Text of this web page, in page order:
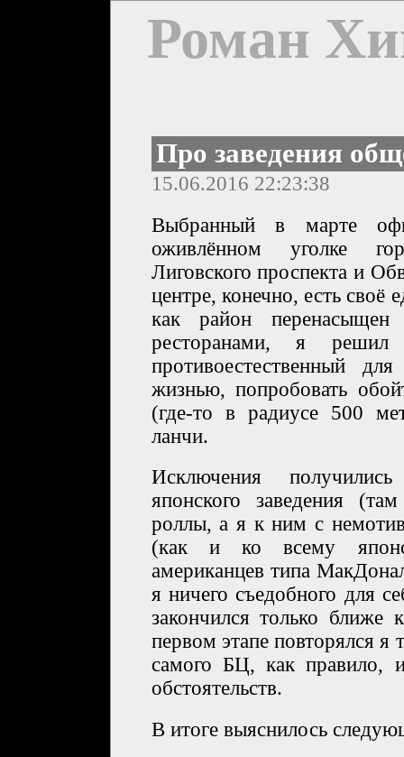
Роман
Про заведения
15.06.2016 22:23:38
Выбранный в марте
оживлённом уголке
Лиговского проспекта и
центре, конечно, есть своё
как район
ресторанами, я решил
противоестественный
жизнью, попробовать
(где-то в радиусе 500
ланчи.
Исключения
японского заведения
роллы, а я к ним с
(как и ко всему
американцев типа
я ничего съедобного для
закончился только
первом этапе повторялся я
самого БЦ, как правило,
обстоятельств.
В итоге выяснилось